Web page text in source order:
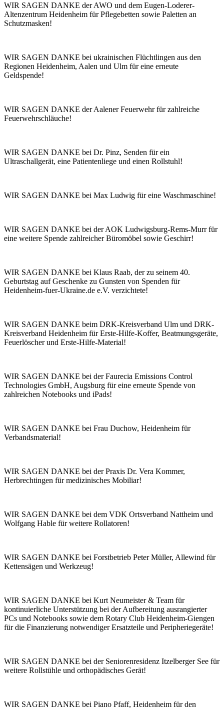
WIR SAGEN DANKE der AWO und dem Eugen-Loderer-
Altenzentrum Heidenheim für Pflegebetten sowie Paletten an
Schutzmasken!
WIR SAGEN DANKE bei ukrainischen Flüchtlingen aus den
Regionen Heidenheim, Aalen und Ulm für eine erneute
Geldspende!
WIR SAGEN DANKE der Aalener Feuerwehr für zahlreiche
Feuerwehrschläuche!
WIR SAGEN DANKE bei Dr. Pinz, Senden für ein
Ultraschallgerät, eine Patientenliege und einen Rollstuhl!
WIR SAGEN DANKE bei Max Ludwig für eine Waschmaschine!
WIR SAGEN DANKE bei der AOK Ludwigsburg-Rems-Murr für
eine weitere Spende zahlreicher Büromöbel sowie Geschirr!
WIR SAGEN DANKE bei Klaus Raab, der zu seinem 40.
Geburtstag auf Geschenke zu Gunsten von Spenden für
Heidenheim-fuer-Ukraine.de e.V. verzichtete!
WIR SAGEN DANKE beim DRK-Kreisverband Ulm und DRK-
Kreisverband Heidenheim für Erste-Hilfe-Koffer, Beatmungsgeräte,
Feuerlöscher und Erste-Hilfe-Material!
WIR SAGEN DANKE bei der Faurecia Emissions Control
Technologies GmbH, Augsburg für eine erneute Spende von
zahlreichen Notebooks und iPads!
WIR SAGEN DANKE bei Frau Duchow, Heidenheim für
Verbandsmaterial!
WIR SAGEN DANKE bei der Praxis Dr. Vera Kommer,
Herbrechtingen für medizinisches Mobiliar!
WIR SAGEN DANKE bei dem VDK Ortsverband Nattheim und
Wolfgang Hable für weitere Rollatoren!
WIR SAGEN DANKE bei Forstbetrieb Peter Müller, Allewind für
Kettensägen und Werkzeug!
WIR SAGEN DANKE bei Kurt Neumeister & Team für
kontinuierliche Unterstützung bei der Aufbereitung ausrangierter
PCs und Notebooks sowie dem Rotary Club Heidenheim-Giengen
für die Finanzierung notwendiger Ersatzteile und Peripheriegeräte!
WIR SAGEN DANKE bei der Seniorenresidenz Itzelberger See für
weitere Rollstühle und orthopädisches Gerät!
WIR SAGEN DANKE bei Piano Pfaff, Heidenheim für den